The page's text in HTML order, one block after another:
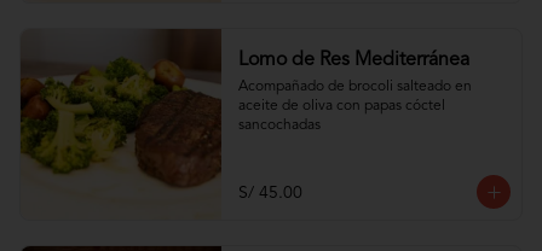
Lomo de Res Mediterránea
Acompañado de brocoli salteado en
aceite de oliva con papas cóctel
sancochadas
S/ 45.00